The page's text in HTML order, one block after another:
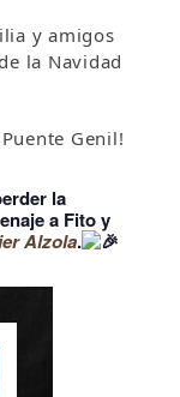
y amigos
la Navidad
Genil!
la
a Fito y
Alzola.